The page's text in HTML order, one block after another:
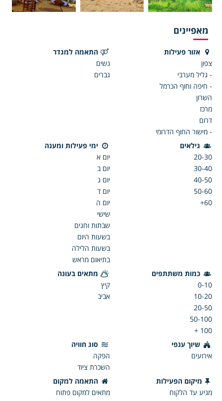
מאפיינים
אזור פעילות
צפון
- גליל מערבי
- חיפה וחוף הכרמל
השרון
מרכז
דרום
- מישור החוף הדרומי
התאמה למגדר
נשים
גברים
גילאים
20-30
30-40
40-50
50-60
60+
ימי פעילות ומענה
יום א
יום ב
יום ג
יום ד
יום ה
שישי
שבתות וחגים
בשעות היום
בשעות הלילה
בתיאום מראש
כמות משתתפים
0-10
10-20
20-50
50-100
100 +
מתאים בעונה
קיץ
אביב
שיוך ענפי
אירועים
סוג חוויה
הפקה
השכרת ציוד
מיקום הפעילות
מגיע עד הלקוח
התאמה למקום
מתאים למקום פתוח